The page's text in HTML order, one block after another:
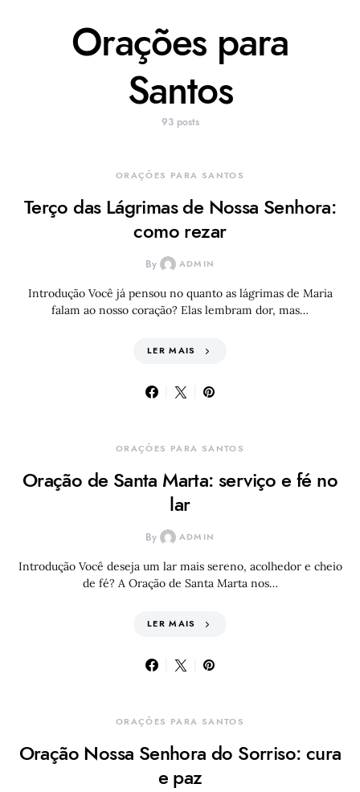
Orações para
Santos
93 posts
ORAÇÕES PARA SANTOS
Terço das Lágrimas de Nossa Senhora:
como rezar
By ADMIN
Introdução Você já pensou no quanto as lágrimas de Maria
falam ao nosso coração? Elas lembram dor, mas…
LER MAIS
ORAÇÕES PARA SANTOS
Oração de Santa Marta: serviço e fé no
lar
By ADMIN
Introdução Você deseja um lar mais sereno, acolhedor e cheio
de fé? A Oração de Santa Marta nos…
LER MAIS
ORAÇÕES PARA SANTOS
Oração Nossa Senhora do Sorriso: cura
e paz